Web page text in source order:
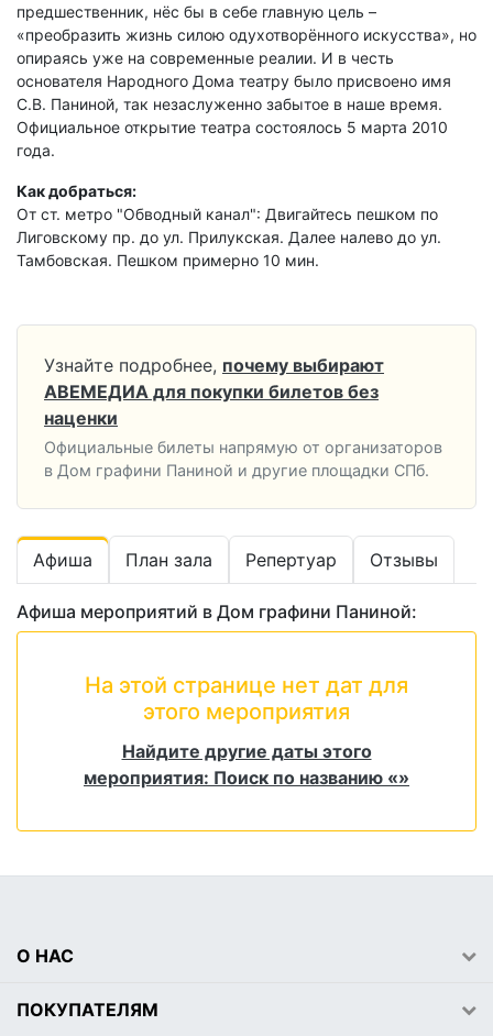
предшественник, нёс бы в себе главную цель –
«преобразить жизнь силою одухотворённого искусства», но
опираясь уже на современные реалии. И в честь
основателя Народного Дома театру было присвоено имя
С.В. Паниной, так незаслуженно забытое в наше время.
Официальное открытие театра состоялось 5 марта 2010
года.
Как добраться:
От ст. метро "Обводный канал": Двигайтесь пешком по
Лиговскому пр. до ул. Прилукская. Далее налево до ул.
Тамбовская. Пешком примерно 10 мин.
Узнайте подробнее, почему выбирают
АВЕМЕДИА для покупки билетов без
наценки
Официальные билеты напрямую от организаторов
в Дом графини Паниной и другие площадки СПб.
Афиша План зала Репертуар Отзывы
Афиша мероприятий в Дом графини Паниной:
На этой странице нет дат для
этого мероприятия
Найдите другие даты этого
мероприятия: Поиск по названию «»
О НАС
ПОКУПАТЕЛЯМ